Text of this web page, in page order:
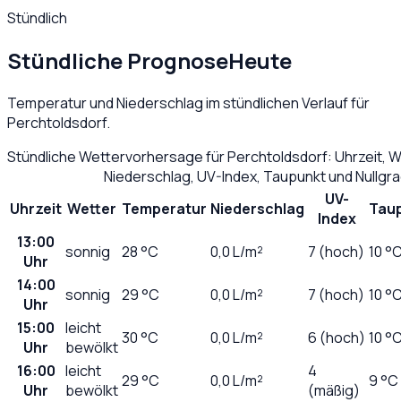
Stündlich
Stündliche PrognoseHeute
Temperatur und Niederschlag im stündlichen Verlauf für
Perchtoldsdorf.
Stündliche Wettervorhersage fürPerchtoldsdorf: Uhrzeit,
Niederschlag, UV-Index, Taupunkt und
Uhrzeit Wetter Temperatur Niederschlag
UV-
Index
13:00
Uhr
sonnig 28°C 0,0L/m² 7 (hoch) 10
14:00
Uhr
sonnig 29°C 0,0L/m² 7 (hoch) 10
15:00
Uhr
leicht
bewölkt30°C 0,0L/m² 6 (hoch) 10
16:00
Uhr
leicht
bewölkt29°C 0,0L/m²
4
(mäßig) 9 °C